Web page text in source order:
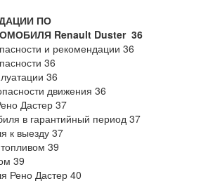
ПО
Renault Duster 36
и рекомендации 36
36
36
движения 36
Дастер 37
в гарантийный период 37
к выезду 37
39
39
Рено Дастер 40